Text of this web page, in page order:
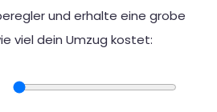
und erhalte eine grobe
viel dein Umzug kostet: